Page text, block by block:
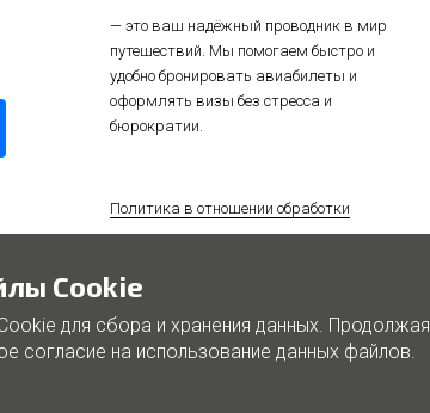
— это ваш надёжный проводник в мир
путешествий. Мы помогаем быстро и
удобно бронировать авиабилеты и
оформлять визы без стресса и
бюрократии.
Политика в отношении обработки
персональных данных
Политика использования файлов cookie
Проект
Cookie
для сбора и хранения данных. Продолжая
согласие на использование данных файлов.